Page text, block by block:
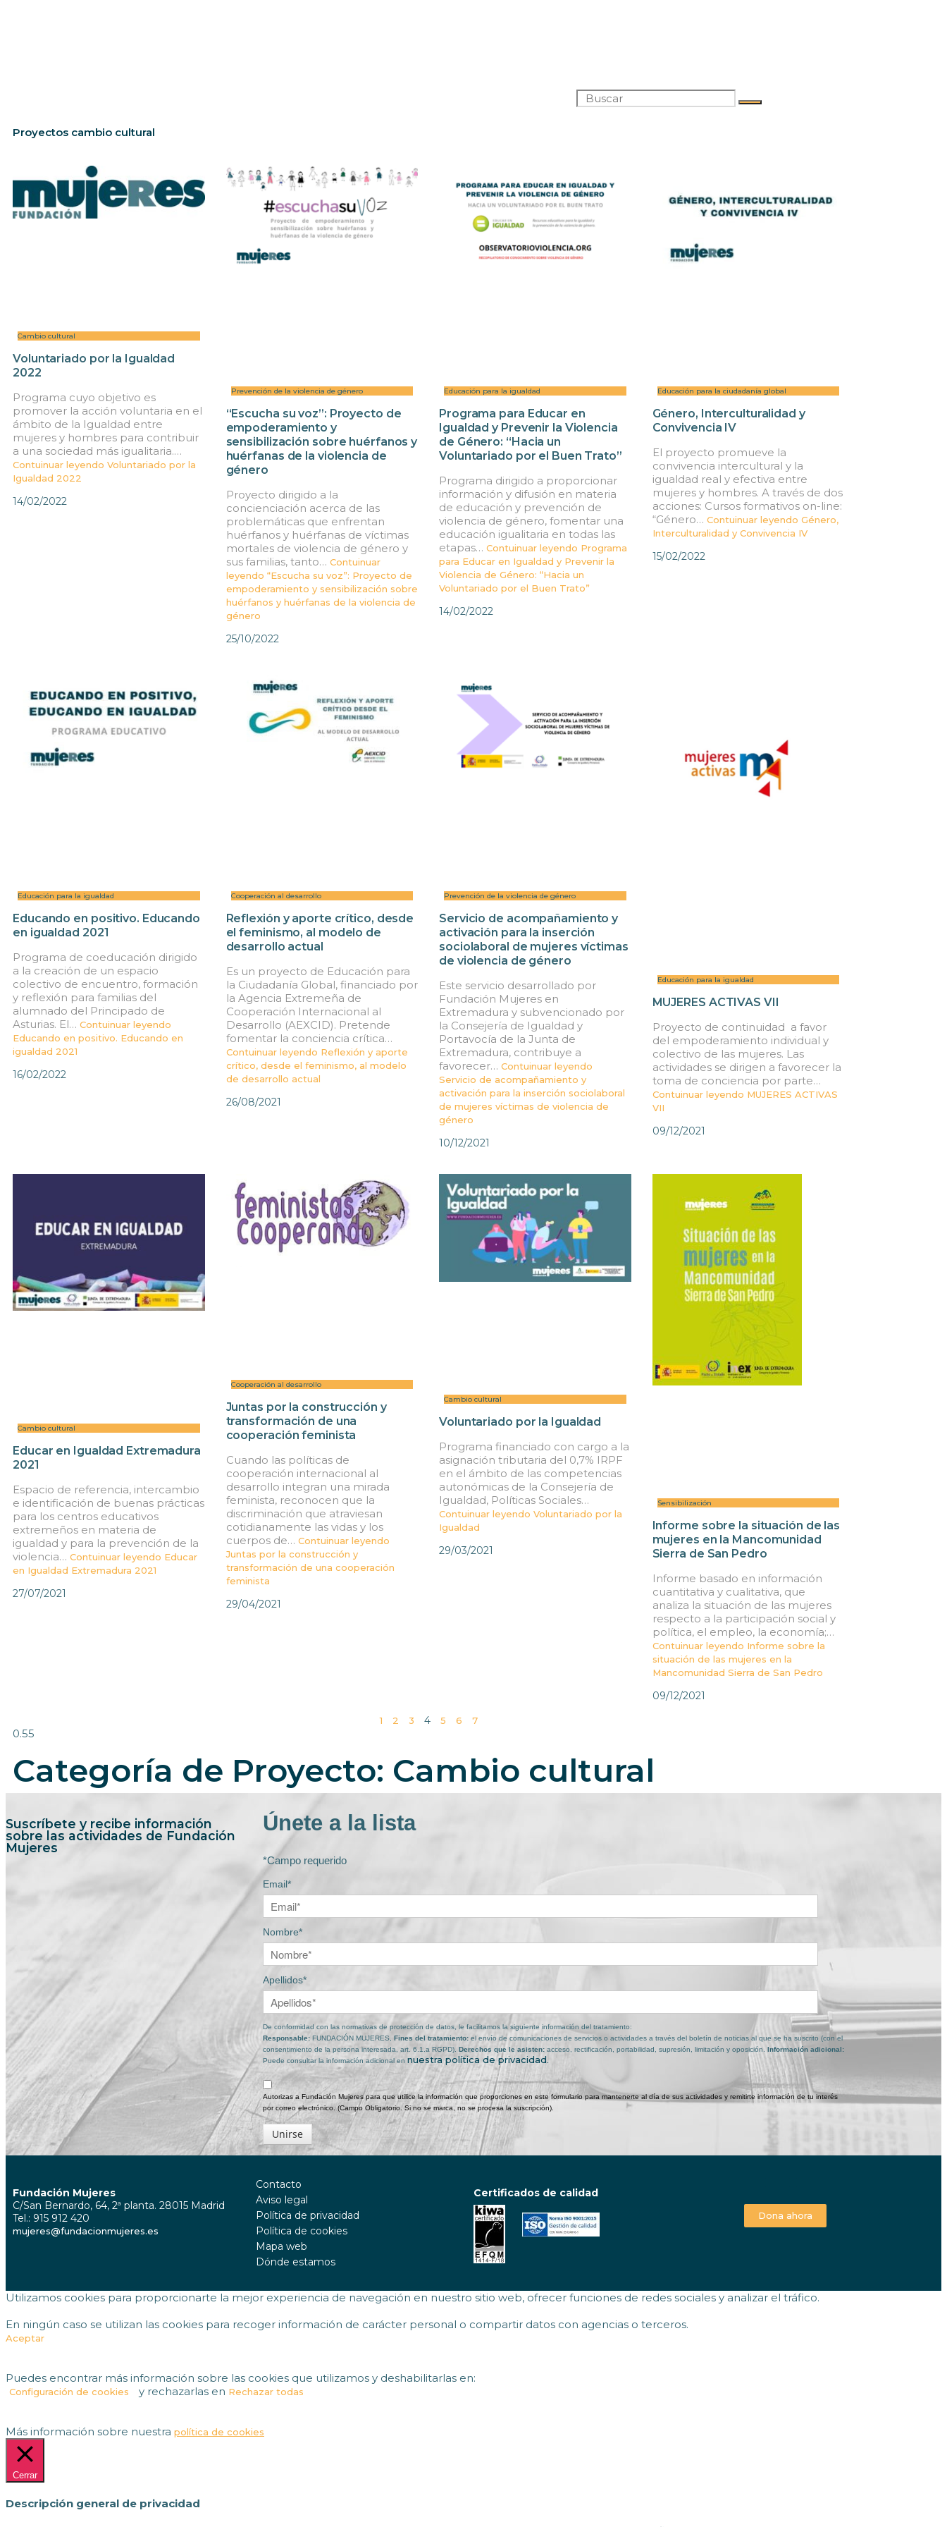
Proyectos cambio cultural
Cambio cultural
Voluntariado por la Igualdad
2022
Programa cuyo objetivo es
promover la acción voluntaria en el
ámbito de la Igualdad entre
mujeres y hombres para contribuir
a una sociedad más igualitaria.…
Contuinuar leyendo Voluntariado por la
Igualdad 2022
14/02/2022
Prevención de la violencia de género
“Escucha su voz”: Proyecto de
empoderamiento y
sensibilización sobre huérfanos y
huérfanas de la violencia de
género
Proyecto dirigido a la
concienciación acerca de las
problemáticas que enfrentan
huérfanos y huérfanas de víctimas
mortales de violencia de género y
sus familias, tanto… Contuinuar
leyendo “Escucha su voz”: Proyecto de
empoderamiento y sensibilización sobre
huérfanos y huérfanas de la violencia de
género
25/10/2022
Educación para la igualdad
Programa para Educar en
Igualdad y Prevenir la Violencia
de Género: “Hacia un
Voluntariado por el Buen Trato”
Programa dirigido a proporcionar
información y difusión en materia
de educación y prevención de
violencia de género, fomentar una
educación igualitaria en todas las
etapas… Contuinuar leyendo Programa
para Educar en Igualdad y Prevenir la
Violencia de Género: “Hacia un
Voluntariado por el Buen Trato”
14/02/2022
Educación para la ciudadanía global
Género, Interculturalidad y
Convivencia IV
El proyecto promueve la
convivencia intercultural y la
igualdad real y efectiva entre
mujeres y hombres. A través de dos
acciones: Cursos formativos on-line:
“Género… Contuinuar leyendo Género,
Interculturalidad y Convivencia IV
15/02/2022
Educación para la igualdad
Educando en positivo. Educando
en igualdad 2021
Programa de coeducación dirigido
a la creación de un espacio
colectivo de encuentro, formación
y reflexión para familias del
alumnado del Principado de
Asturias. El… Contuinuar leyendo
Educando en positivo. Educando en
igualdad 2021
16/02/2022
Cooperación al desarrollo
Reflexión y aporte crítico, desde
el feminismo, al modelo de
desarrollo actual
Es un proyecto de Educación para
la Ciudadanía Global, financiado por
la Agencia Extremeña de
Cooperación Internacional al
Desarrollo (AEXCID). Pretende
fomentar la conciencia crítica…
Contuinuar leyendo Reflexión y aporte
crítico, desde el feminismo, al modelo
de desarrollo actual
26/08/2021
Prevención de la violencia de género
Servicio de acompañamiento y
activación para la inserción
sociolaboral de mujeres víctimas
de violencia de género
Este servicio desarrollado por
Fundación Mujeres en
Extremadura y subvencionado por
la Consejería de Igualdad y
Portavocía de la Junta de
Extremadura, contribuye a
favorecer… Contuinuar leyendo
Servicio de acompañamiento y
activación para la inserción sociolaboral
de mujeres víctimas de violencia de
género
10/12/2021
Educación para la igualdad
MUJERES ACTIVAS VII
Proyecto de continuidad a favor
del empoderamiento individual y
colectivo de las mujeres. Las
actividades se dirigen a favorecer la
toma de conciencia por parte…
Contuinuar leyendo MUJERES ACTIVAS
VII
09/12/2021
Cambio cultural
Educar en Igualdad Extremadura
2021
Espacio de referencia, intercambio
e identificación de buenas prácticas
para los centros educativos
extremeños en materia de
igualdad y para la prevención de la
violencia… Contuinuar leyendo Educar
en Igualdad Extremadura 2021
27/07/2021
Cooperación al desarrollo
Juntas por la construcción y
transformación de una
cooperación feminista
Cuando las políticas de
cooperación internacional al
desarrollo integran una mirada
feminista, reconocen que la
discriminación que atraviesan
cotidianamente las vidas y los
cuerpos de… Contuinuar leyendo
Juntas por la construcción y
transformación de una cooperación
feminista
29/04/2021
Cambio cultural
Voluntariado por la Igualdad
Programa financiado con cargo a la
asignación tributaria del 0,7% IRPF
en el ámbito de las competencias
autonómicas de la Consejería de
Igualdad, Políticas Sociales…
Contuinuar leyendo Voluntariado por la
Igualdad
29/03/2021
Sensibilización
Informe sobre la situación de las
mujeres en la Mancomunidad
Sierra de San Pedro
Informe basado en información
cuantitativa y cualitativa, que
analiza la situación de las mujeres
respecto a la participación social y
política, el empleo, la economía;…
Contuinuar leyendo Informe sobre la
situación de las mujeres en la
Mancomunidad Sierra de San Pedro
09/12/2021
1 2 3 4 5 6 7
Categoría de Proyecto: Cambio cultural
Suscríbete y recibe información
sobre las actividades de Fundación
Mujeres
Únete a la lista
*Campo requerido
Email*
Nombre*
Apellidos*
De conformidad con las normativas de protección de datos, le facilitamos la siguiente información del tratamiento:
Responsable:FUNDACIÓN MUJERES,Fines del tratamiento:el envío de comunicaciones de servicios o actividades a través del boletín de noticias al que se ha suscrito (con el
consentimiento de la persona interesada, art. 6.1.a RGPD).Derechos que le asisten:acceso, rectificación, portabilidad, supresión, limitación y oposición.
Información adicional:
Puede consultar la información adicional en nuestra política de privacidad
Autorizas a Fundación Mujeres para que utilice la información que proporciones en este formulario para mantenerte al día de sus actividades y remitirte información de tu interés
por correo electrónico. (Campo Obligatorio. Si no se marca, no se procesa la suscripción).
Unirse
Fundación Mujeres
C/San Bernardo, 64, 2ª planta. 28015 Madrid
Tel.: 915 912 420
mujeres@fundacionmujeres.es
Contacto
Aviso legal
Política de privacidad
Política de cookies
Mapa web
Dónde estamos
Certificados de calidad
Dona ahora
Utilizamos cookies para proporcionarte la mejor experiencia de navegación en nuestro sitio web, ofrecer funciones de redes sociales y analizar el tráfico.
En ningún caso se utilizan las cookies para recoger información de carácter personal o compartir datos con agencias o terceros.
Aceptar
Puedes encontrar más información sobre las cookies que utilizamos y deshabilitarlas en:
Configuración de cookies y rechazarlas en Rechazar todas
Más información sobre nuestra política de cookies
Cerrar
Descripción general de privacidad